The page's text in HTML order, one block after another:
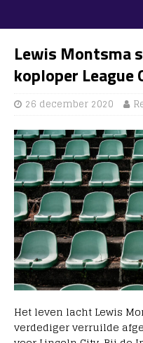
Lewis Montsma
koploper League
26 december 2020
Het leven lacht Lewis
verdediger verruilde